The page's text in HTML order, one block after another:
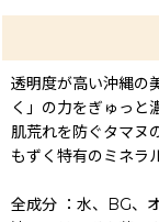
透明度が高い沖縄の
く」の力をぎゅっと
肌荒れを防ぐタマヌ
もずく特有のミネラ
全成分 ：水、BG、